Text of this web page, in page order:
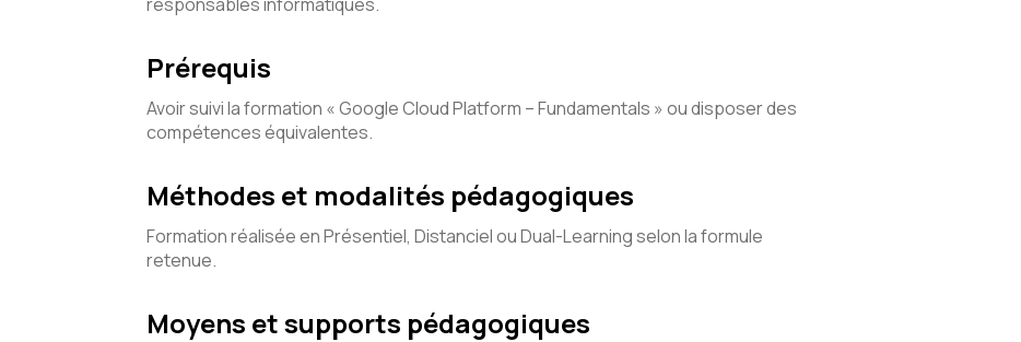
Prérequis
Avoir suivi la formation « Google Cloud Platform – Fundamentals » ou disposer des
compétences équivalentes.
Méthodes et modalités pédagogiques
Formation réalisée en Présentiel, Distanciel ou Dual-Learning selon la formule
retenue.
Moyens et supports pédagogiques